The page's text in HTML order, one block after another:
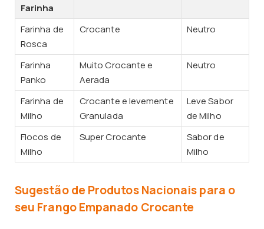
Farinha
Farinha de
Rosca
Crocante Neutro
Farinha
Panko
Muito Crocante e
Aerada
Neutro
Farinha de
Milho
Crocante e levemente
Granulada
Leve Sabor
de Milho
Flocos de
Milho
Super Crocante
Sabor de
Milho
Sugestão de Produtos Nacionais para o
seu Frango Empanado Crocante